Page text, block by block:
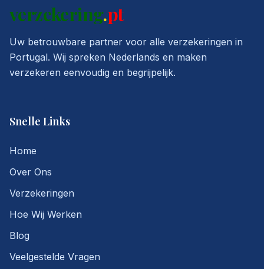
verzekering.pt
Uw betrouwbare partner voor alle verzekeringen in
Portugal. Wij spreken Nederlands en maken
verzekeren eenvoudig en begrijpelijk.
Snelle Links
Home
Over Ons
Verzekeringen
Hoe Wij Werken
Blog
Veelgestelde Vragen